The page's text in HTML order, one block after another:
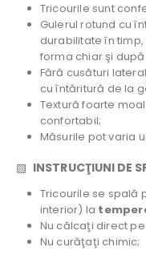
Tricourile sunt
Gulerul rotund cu
durabilitate în
forma chiar şi
Fără cusături
cu întăritură de la
Textură foarte
confortabil;
Măsurile pot varia
▧ INSTRUCŢIUNI DE
Tricourile se spală
interior) la
Nu călcaţi direct
Nu curăţaţi chimic;